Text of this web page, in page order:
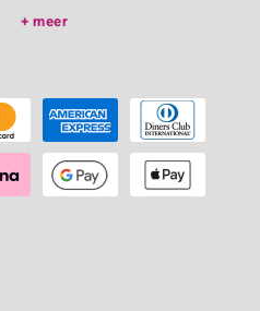
meer